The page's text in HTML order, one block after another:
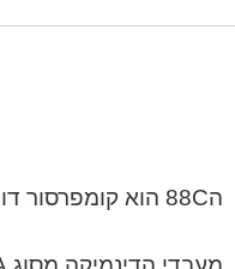
ה88C הוא קומפרסור דו ערוצי בפורמט דסקטופ, שמביא את היכולות האגדיות של קונסולת ה88R האייקונית לאולפנים בכל גודל